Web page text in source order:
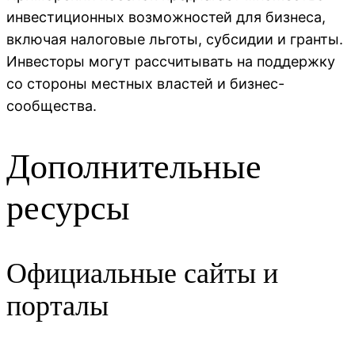
инвестиционных возможностей для бизнеса,
включая налоговые льготы, субсидии и гранты.
Инвесторы могут рассчитывать на поддержку
со стороны местных властей и бизнес-
сообщества.
Дополнительные
ресурсы
Официальные сайты и
порталы